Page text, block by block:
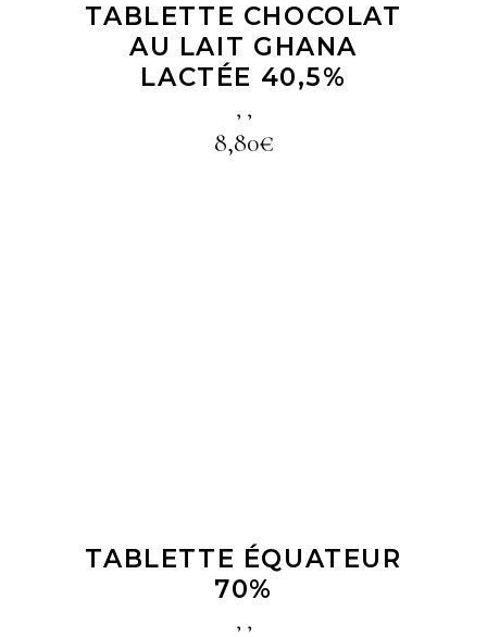
TABLETTE CHOCOLAT
AU LAIT GHANA
LACTÉE 40,5%
, ,
8,80€
TABLETTE ÉQUATEUR
70%
, ,